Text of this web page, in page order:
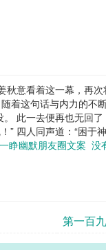
意看着这一幕，再
着这句话与内力的不
此一去便再也无回
四人同声道：“困于
睁幽默朋友圈文案 没
第一百